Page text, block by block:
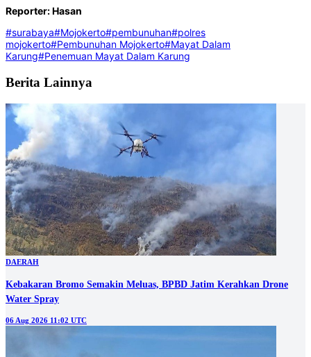
Reporter: Hasan
#surabaya#Mojokerto#pembunuhan#polres
mojokerto#Pembunuhan Mojokerto#Mayat Dalam
Karung#Penemuan Mayat Dalam Karung
Berita Lainnya
DAERAH
Kebakaran Bromo Semakin Meluas, BPBD Jatim Kerahkan Drone
Water Spray
06 Aug 2026 11:02 UTC